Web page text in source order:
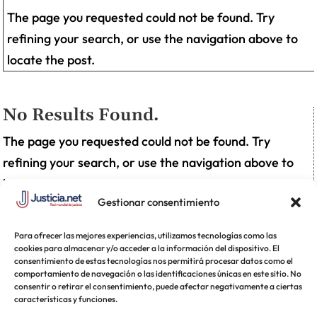
Gestionar consentimiento
Para ofrecer las mejores experiencias, utilizamos tecnologías como las
cookies para almacenar y/o acceder a la información del dispositivo. El
consentimiento de estas tecnologías nos permitirá procesar datos como el
comportamiento de navegación o las identificaciones únicas en este sitio. No
consentir o retirar el consentimiento, puede afectar negativamente a ciertas
características y funciones.
The page you requested could not be found. Try
refining your search, or use the navigation above to
locate the post.
No Results Found.
The page you requested could not be found. Try
refining your search, or use the navigation above to
locate the post.